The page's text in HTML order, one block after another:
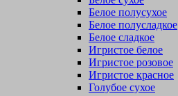
Белое полусухое
Белое полусладкое
Белое сладкое
Игристое белое
Игристое розовое
Игристое красное
Голубое сухое